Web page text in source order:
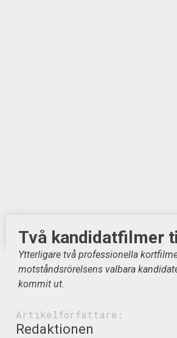
Två kandidatfilmer
Ytterligare två professionella
motståndsrörelsens valbara
kommit ut.
Artikelförfattare:
Redaktionen